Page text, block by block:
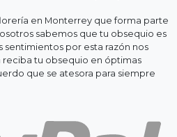
en Monterrey que forma parte
sabemos que tu obsequio es
sentimientos por esta razón nos
reciba tu obsequio en óptimas
que se atesora para siempre